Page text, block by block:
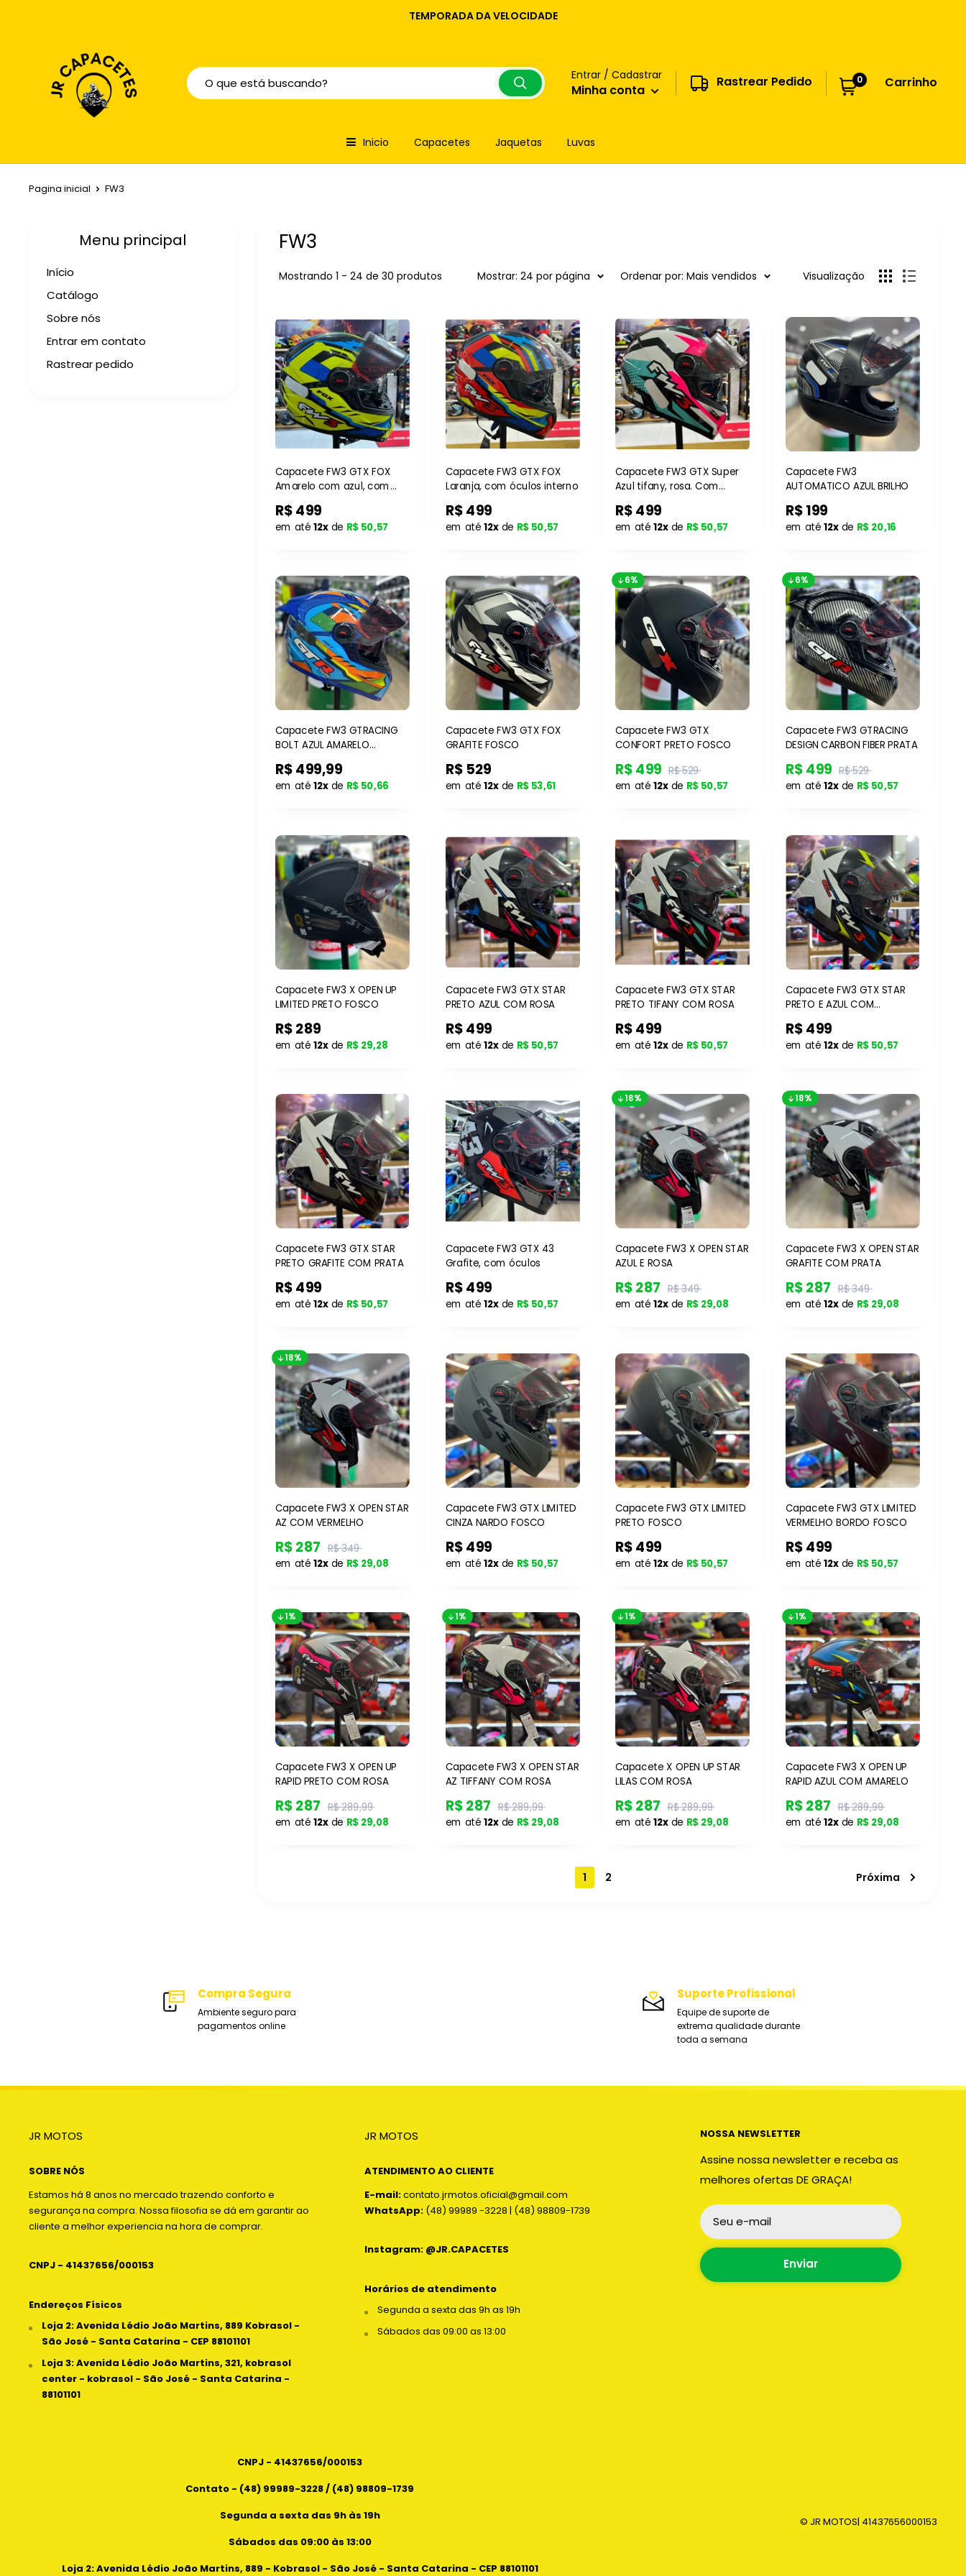
TEMPORADA DA VELOCIDADE
Entrar / Cadastrar
Minha conta
Rastrear Pedido 0 Carrinho
Inicio Capacetes Jaquetas Luvas
Pagina inicial FW3
Menu principal
Início
Catálogo
Sobre nós
Entrar em contato
Rastrear pedido
FW3
Mostrando 1 - 24 de 30 produtos Mostrar: 24 por página Ordenar por: Mais vendidos Visualização
Capacete FW3 GTX FOX
Amarelo com azul, com
R$ 499
em até12x de R$ 50,57
Capacete FW3 GTX FOX
Laranja, com óculos interno
R$ 499
em até 12xde R$ 50,57
Capacete FW3 GTX Super
Azul tifany, rosa. Com
R$ 499
em até12x de R$ 50,57
Capacete FW3
AUTOMATICO AZUL BRILHO
R$ 199
em até 12xde R$ 20,16
Capacete FW3 GTRACING
BOLT AZUL AMARELO
R$ 499,99
em até12x de R$ 50,66
Capacete FW3 GTX FOX
GRAFITE FOSCO
R$ 529
em até 12xde R$ 53,61
6%
Capacete FW3 GTX
CONFORT PRETO FOSCO
R$ 499 R$ 529
em até12x de R$ 50,57
6%
Capacete FW3 GTRACING
DESIGN CARBON FIBER PRATA
R$ 499 R$ 529
em até 12xde R$ 50,57
Capacete FW3 X OPEN UP
LIMITED PRETO FOSCO
R$ 289
em até12x de R$ 29,28
Capacete FW3 GTX STAR
PRETO AZUL COM ROSA
R$ 499
em até 12xde R$ 50,57
Capacete FW3 GTX STAR
PRETO TIFANY COM ROSA
R$ 499
em até12x de R$ 50,57
Capacete FW3 GTX STAR
PRETO E AZUL COM
R$ 499
em até 12xde R$ 50,57
Capacete FW3 GTX STAR
PRETO GRAFITE COM PRATA
R$ 499
em até12x de R$ 50,57
Capacete FW3 GTX 43
Grafite, com óculos
R$ 499
em até 12xde R$ 50,57
18%
Capacete FW3 X OPEN STAR
AZUL E ROSA
R$ 287 R$ 349
em até12x de R$ 29,08
18%
Capacete FW3 X OPEN STAR
GRAFITE COM PRATA
R$ 287 R$ 349
em até 12xde R$ 29,08
18%
Capacete FW3 X OPEN STAR
AZ COM VERMELHO
R$ 287 R$ 349
em até12x de R$ 29,08
Capacete FW3 GTX LIMITED
CINZA NARDO FOSCO
R$ 499
em até 12xde R$ 50,57
Capacete FW3 GTX LIMITED
PRETO FOSCO
R$ 499
em até12x de R$ 50,57
Capacete FW3 GTX LIMITED
VERMELHO BORDO FOSCO
R$ 499
em até 12xde R$ 50,57
1%
Capacete FW3 X OPEN UP
RAPID PRETO COM ROSA
R$ 287 R$ 289,99
em até12x de R$ 29,08
1%
Capacete FW3 X OPEN STAR
AZ TIFFANY COM ROSA
R$ 287 R$ 289,99
em até 12xde R$ 29,08
1%
Capacete X OPEN UP STAR
LILAS COM ROSA
R$ 287 R$ 289,99
em até12x de R$ 29,08
1%
Capacete FW3 X OPEN UP
RAPID AZUL COM AMARELO
R$ 287 R$ 289,99
em até 12xde R$ 29,08
1 2 Próxima
Compra Segura
Ambiente seguro para
pagamentos online
Suporte Profissional
Equipe de suporte de
extrema qualidade durante
toda a semana
JR MOTOS
SOBRE NÓS
Estamos há 8 anos no mercado trazendo conforto e
segurança na compra. Nossa filosofia se dá em garantir ao
cliente a melhor experiencia na hora de comprar.
CNPJ - 41437656/000153
Endereços Físicos
Loja 2: Avenida Lédio João Martins, 889 Kobrasol -
São José - Santa Catarina - CEP 88101101
Loja 3: Avenida Lédio João Martins, 321, kobrasol
center - kobrasol - São José - Santa Catarina -
88101101
JR MOTOS
ATENDIMENTO AO CLIENTE
E-mail:contato.jrmotos.oficial@gmail.com
WhatsApp:(48) 99989 -3228 | (48) 98809-1739
Instagram: @JR.CAPACETES
Horários de atendimento
Segunda a sexta das 9h as 19h
Sábados das 09:00 as 13:00
NOSSA NEWSLETTER
Assine nossa newsletter e receba as
melhores ofertas DE GRAÇA!
Seu e-mail
Enviar
CNPJ - 41437656/000153
Contato - (48) 99989-3228 / (48) 98809-1739
Segunda a sexta das 9h às 19h
Sábados das 09:00 às 13:00
Loja 2: Avenida Lédio João Martins, 889 - Kobrasol - São José - Santa Catarina - CEP 88101101
© JR MOTOS| 41437656000153